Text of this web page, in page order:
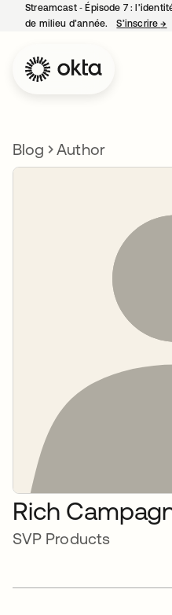
Streamcast ‑ Épisode 7 :
de milieu d’année.
S’inscrire→
Blog Author
Rich
SVP Products